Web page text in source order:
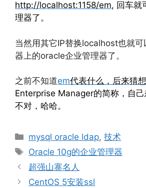
http://localhost:1158/em, 回车就
理器了。
当然用其它IP替换localhost也就
器上的oracle企业管理器了。
之前不知道em代表什么，后来猜
Enterprise Manager的简称，自
不对，哈哈。
Categories
mysql oracle ldap,技术
Tags
Oracle 10g的企业管理器
超强山寨名人
CentOS 5安装ssl